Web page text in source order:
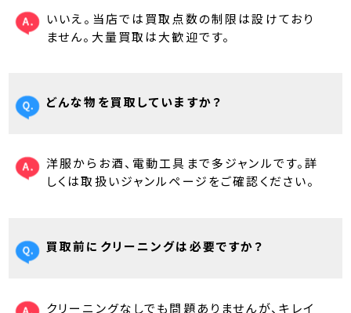
いいえ。当店では買取点数の制限は設けており
ません。大量買取は大歓迎です。
どんな物を買取していますか？
洋服からお酒、電動工具まで多ジャンルです。詳
しくは取扱いジャンルページをご確認ください。
買取前にクリーニングは必要ですか？
クリーニングなしでも問題ありませんが、キレイ